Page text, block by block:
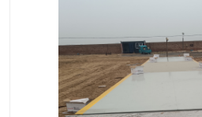
装载机电子秤
半自动输送机